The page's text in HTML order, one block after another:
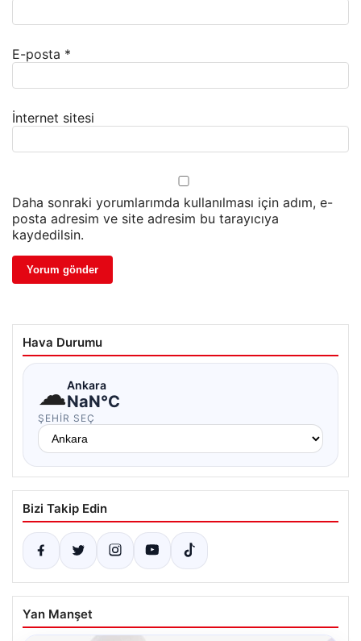
E-posta *
İnternet sitesi
Daha sonraki yorumlarımda kullanılması için adım, e-
posta adresim ve site adresim bu tarayıcıya
kaydedilsin.
Hava Durumu
☁Ankara
NaN°C
ŞEHIR SEÇ
Bizi Takip Edin
Yan Manşet